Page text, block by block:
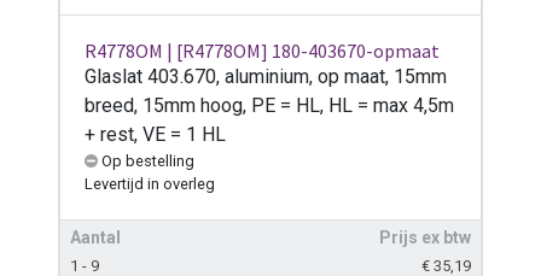
R4778OM | [R4778OM] 180-403670-opmaat
Glaslat 403.670, aluminium, op maat, 15mm
breed, 15mm hoog, PE = HL, HL = max 4,5m
+ rest, VE = 1 HL
Op bestelling
Levertijd in overleg
Aantal Prijs ex btw
1 - 9 € 35,19